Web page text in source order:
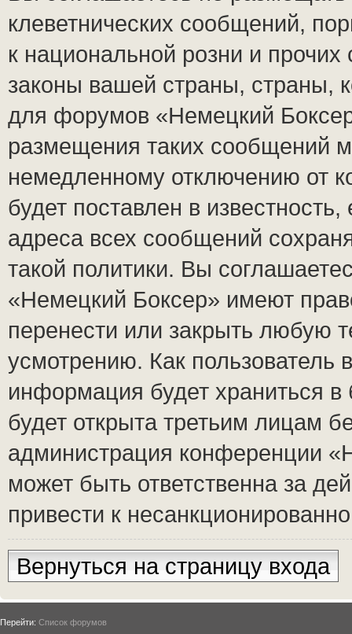
клеветнических сообщений,
к национальной розни и
законы вашей страны, страны,
для форумов «Немецкий
размещения таких сообщений
немедленному отключению от
будет поставлен в
адреса всех сообщений
такой политики. Вы
«Немецкий Боксер» имеют
перенести или закрыть любую
усмотрению. Как пользователь
информация будет храниться
будет открыта третьим лицам
администрация конференции
может быть ответственна за
привести к
Вернуться на страницу входа
Перейти: Список форумов